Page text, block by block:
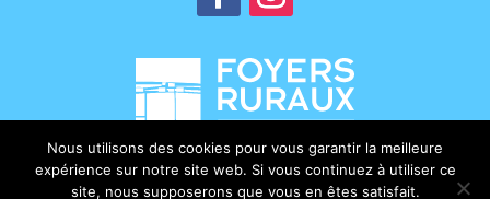
Nous utilisons des cookies pour vous garantir la meilleure
expérience sur notre site web. Si vous continuez à utiliser ce
site, nous supposerons que vous en êtes satisfait.